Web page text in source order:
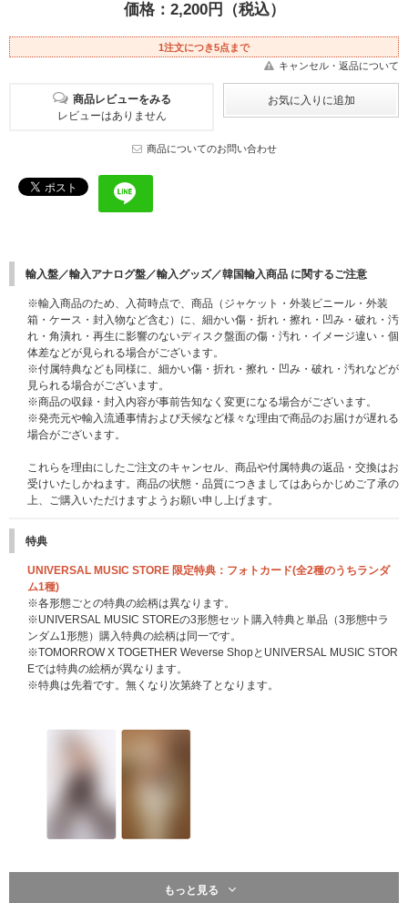
価格：2,200円（税込）
1注文につき5点まで
キャンセル・返品について
商品レビューをみる
レビューはありません
商品についてのお問い合わせ
輸入盤／輸入アナログ盤／輸入グッズ／韓国輸入商品 に関するご注意
※輸入商品のため、入荷時点で、商品（ジャケット・外装ビニール・外装
箱・ケース・封入物など含む）に、細かい傷・折れ・擦れ・凹み・破れ・汚
れ・角潰れ・再生に影響のないディスク盤面の傷・汚れ・イメージ違い・個
体差などが見られる場合がございます。
※付属特典なども同様に、細かい傷・折れ・擦れ・凹み・破れ・汚れなどが
見られる場合がございます。
※商品の収録・封入内容が事前告知なく変更になる場合がございます。
※発売元や輸入流通事情および天候など様々な理由で商品のお届けが遅れる
場合がございます。
これらを理由にしたご注文のキャンセル、商品や付属特典の返品・交換はお
受けいたしかねます。商品の状態・品質につきましてはあらかじめご了承の
上、ご購入いただけますようお願い申し上げます。
特典
UNIVERSAL MUSIC STORE 限定特典：フォトカード(全2種のうちランダ
ム1種)
※各形態ごとの特典の絵柄は異なります。
※UNIVERSAL MUSIC STOREの3形態セット購入特典と単品（3形態中ラ
ンダム1形態）購入特典の絵柄は同一です。
※TOMORROW X TOGETHER Weverse ShopとUNIVERSAL MUSIC STOR
Eでは特典の絵柄が異なります。
※特典は先着です。無くなり次第終了となります。
もっと見る